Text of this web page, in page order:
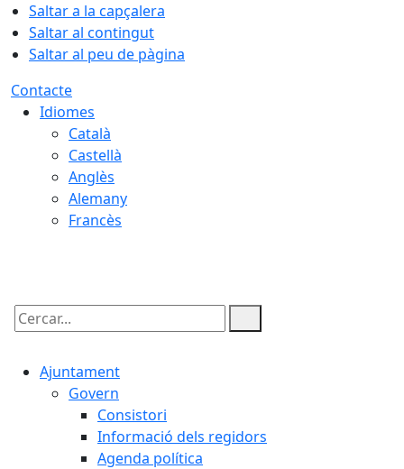
Saltar a la capçalera
Saltar al contingut
Saltar al peu de pàgina
Contacte
Idiomes
Català
Castellà
Anglès
Alemany
Francès
Cercar:
Ajuntament
Govern
Consistori
Informació dels regidors
Agenda política